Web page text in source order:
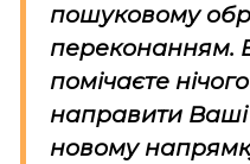
пошуковому
переконанням.
помічаєте
направити
новому